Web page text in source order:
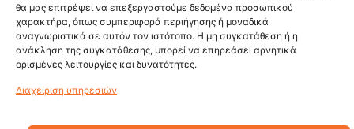
θα μας επιτρέψει να επεξεργαστούμε δεδομένα προσωπικού
χαρακτήρα, όπως συμπεριφορά περιήγησης ή μοναδικά
αναγνωριστικά σε αυτόν τον ιστότοπο. Η μη συγκατάθεση ή η
ανάκληση της συγκατάθεσης, μπορεί να επηρεάσει αρνητικά
ορισμένες λειτουργίες και δυνατότητες.
Διαχείριση υπηρεσιών